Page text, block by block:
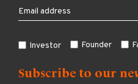
Investor Founder